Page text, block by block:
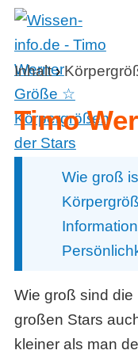
Inhalt›
Timo
Wie groß
Wie groß sind die
großen Stars
kleiner als man